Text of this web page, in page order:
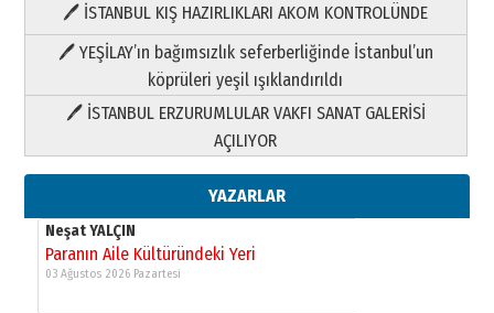
🖊 İSTANBUL KIŞ HAZIRLIKLARI AKOM KONTROLÜNDE
🖊 YEŞİLAY’ın bağımsızlık seferberliğinde İstanbul’un
köprüleri yeşil ışıklandırıldı
🖊 İSTANBUL ERZURUMLULAR VAKFI SANAT GALERİSİ
AÇILIYOR
YAZARLAR
Yıldırım Gündoğdu
HAVVA’NIN ÜÇ KIZI
09 Temmuz 2026 Perşembe
Yusuf POLAT
Şampiyonluk Sebahattin Şirin’e
11 Mayıs 2026 Pazartesi
Neşat YALÇIN
Paranın Aile Kültüründeki Yeri
03 Ağustos 2026 Pazartesi